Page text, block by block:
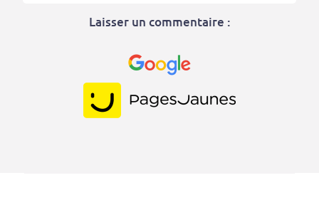
Laisser un commentaire :